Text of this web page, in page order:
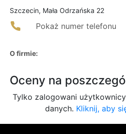
Szczecin, Mała Odrzańska 22
Pokaż numer telefonu
O firmie:
Oceny na
Tylko zalogowani
danych. Kliknij, aby